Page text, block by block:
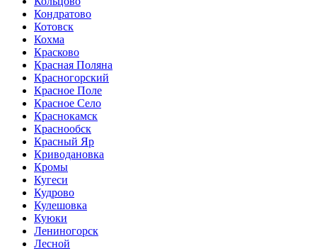
Кондратово
Котовск
Кохма
Красково
Красная Поляна
Красногорский
Красное Поле
Красное Село
Краснокамск
Краснообск
Красный Яр
Криводановка
Кромы
Кугеси
Кудрово
Кулешовка
Куюки
Лениногорск
Лесной